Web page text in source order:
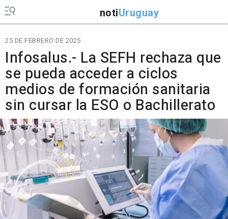
notiUruguay
25 DE FEBRERO DE 2025
Infosalus.- La SEFH rechaza que
se pueda acceder a ciclos
medios de formación sanitaria
sin cursar la ESO o Bachillerato